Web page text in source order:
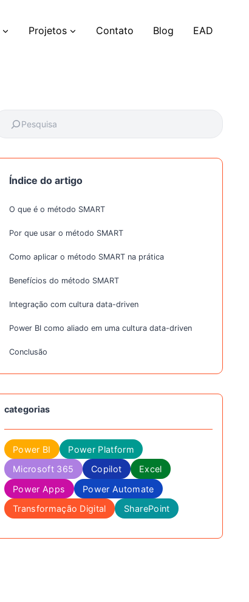
Projetos Contato Blog EAD
Índice do artigo
O que é o método SMART
Por que usar o método SMART
Como aplicar o método SMART na prática
Benefícios do método SMART
Integração com cultura data-driven
Power BI como aliado em uma cultura data-driven
Conclusão
categorias
Power BI
Power Platform
Microsoft 365
Copilot
Excel
Power Apps
Power Automate
Transformação Digital
SharePoint